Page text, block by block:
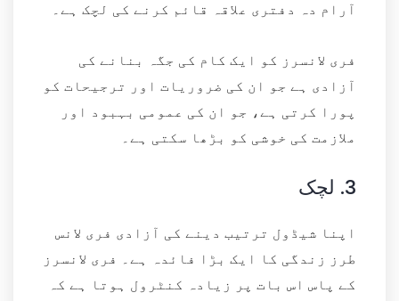
آرام دہ دفتری علاقہ قائم کرنے کی لچک ہے۔
فری لانسرز کو ایک کام کی جگہ بنانے کی
آزادی ہے جو ان کی ضروریات اور ترجیحات کو
پورا کرتی ہے، جو ان کی عمومی بہبود اور
ملازمت کی خوشی کو بڑھا سکتی ہے۔
3. لچک
اپنا شیڈول ترتیب دینے کی آزادی فری لانس
طرز زندگی کا ایک بڑا فائدہ ہے۔ فری لانسرز
کے پاس اس بات پر زیادہ کنٹرول ہوتا ہے کہ